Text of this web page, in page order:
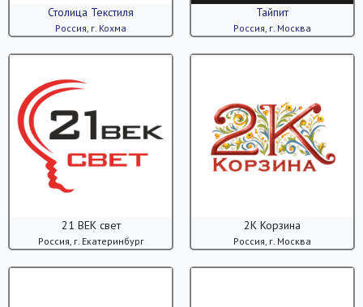
Столица Текстиля
Россия, г. Кохма
Тайпит
Россия, г. Москва
21 ВЕК свет
Россия, г. Екатеринбург
2К Корзина
Россия, г. Москва